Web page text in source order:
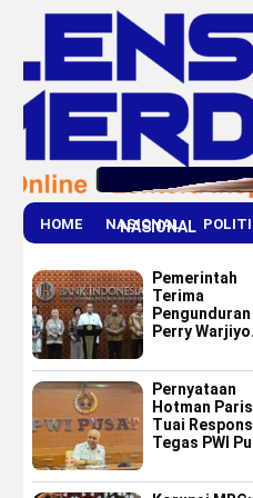
HOME NASIONAL
NASIONAL
Pemerintah
Terima
Perry Warjiyo
Indonesia
Pernyataan
Hotman Paris
Tuai Respons
Tegas PWI